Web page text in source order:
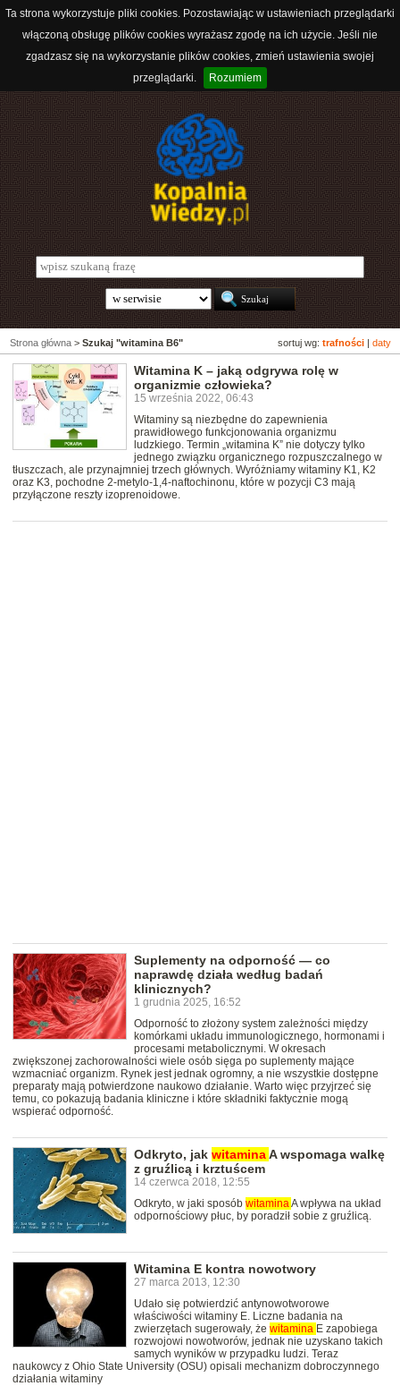
Ta strona wykorzystuje pliki cookies. Pozostawiając w ustawieniach przeglądarki
włączoną obsługę plików cookies wyrażasz zgodę na ich użycie. Jeśli nie
zgadzasz się na wykorzystanie plików cookies, zmień ustawienia swojej
przeglądarki.
Rozumiem
sortuj wg: trafności daty
Strona główna > Szukaj "witamina B6"
Witamina K – jaką odgrywa rolę w
organizmie człowieka?
15 września 2022, 06:43
Witaminy są niezbędne do zapewnienia
prawidłowego funkcjonowania organizmu
ludzkiego. Termin „witamina K” nie dotyczy tylko
jednego związku organicznego rozpuszczalnego w
tłuszczach, ale przynajmniej trzech głównych. Wyróżniamy witaminy K1, K2
oraz K3, pochodne 2-metylo-1,4-naftochinonu, które w pozycji C3 mają
przyłączone reszty izoprenoidowe.
Suplementy na odporność — co
naprawdę działa według badań
klinicznych?
1 grudnia 2025, 16:52
Odporność to złożony system zależności między
komórkami układu immunologicznego, hormonami i
procesami metabolicznymi. W okresach
zwiększonej zachorowalności wiele osób sięga po suplementy mające
wzmacniać organizm. Rynek jest jednak ogromny, a nie wszystkie dostępne
preparaty mają potwierdzone naukowo działanie. Warto więc przyjrzeć się
temu, co pokazują badania kliniczne i które składniki faktycznie mogą
wspierać odporność.
Odkryto, jak witaminaA wspomaga walkę
z gruźlicą i krztuścem
14 czerwca 2018, 12:55
Odkryto, w jaki sposób witaminaA wpływa na układ
odpornościowy płuc, by poradził sobie z gruźlicą.
Witamina E kontra nowotwory
27 marca 2013, 12:30
Udało się potwierdzić antynowotworowe
właściwości witaminy E. Liczne badania na
zwierzętach sugerowały, że witamina E zapobiega
rozwojowi nowotworów, jednak nie uzyskano takich
samych wyników w przypadku ludzi. Teraz
naukowcy z Ohio State University (OSU) opisali mechanizm dobroczynnego
działania witaminy